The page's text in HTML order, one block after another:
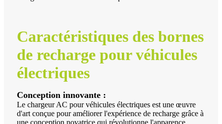
Caractéristiques des bornes
de recharge pour véhicules
électriques
Conception innovante :
Le chargeur AC pour véhicules électriques est une œuvre
d'art conçue pour améliorer l'expérience de recharge grâce à
une conception novatrice qui révolutionne l'apparence